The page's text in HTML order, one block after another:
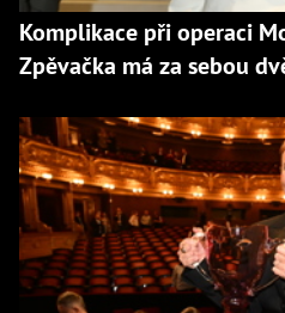
Komplikace při operaci
Zpěvačka má za sebou